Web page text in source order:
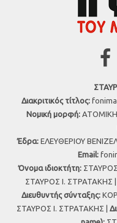
Διακριτικός τίτλος:
Νομική μορφή: ΑΤΟΜΙΚΗ
Έδρα: ΕΛΕΥΘΕΡΙΟΥ
Εmail:
Όνομα ιδιοκτήτη:
ΣΤΑΥΡΟΣ Ι. ΣΤΡΑΤΑΚΗΣ |
Διευθυντής σύνταξης:
ΣΤΑΥΡΟΣ Ι. ΣΤΡΑΤΑΚΗΣ |